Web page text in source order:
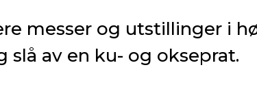
messer og utstillinger i
slå av en ku- og okseprat.